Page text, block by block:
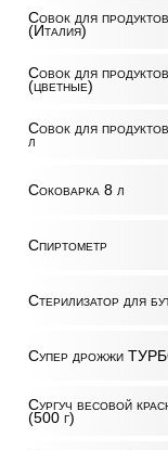
Совок для продуктов
(Италия)
Совок для продуктов
(цветные)
Совок для
л
Соковарка 8 л
Спиртометр
Стерилизатор для
Супер дрожжи
Сургуч весовой
(500 г)